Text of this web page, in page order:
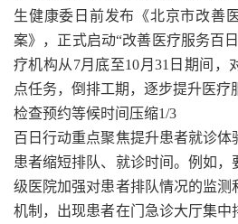
生健康委日前发布《北京市改善
案》，正式启动“改善医疗服务百
疗机构从7月底至10月31日期间，
点任务，倒排工期，逐步提升医疗
检查预约等候时间压缩1/3
百日行动重点聚焦提升患者就诊体
患者缩短排队、就诊时间。例如，
级医院加强对患者排队情况的监测
机制，出现患者在门急诊大厅集中